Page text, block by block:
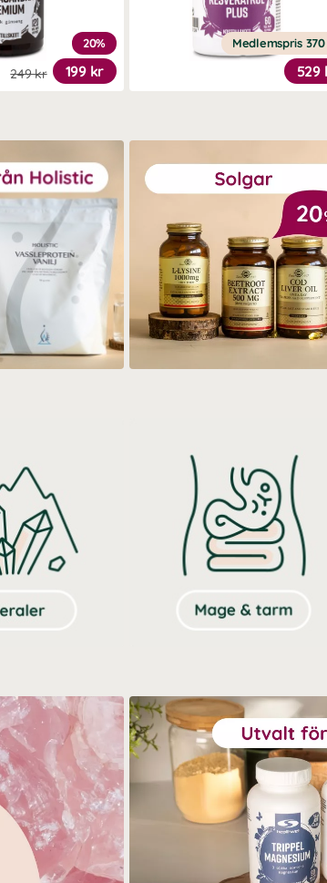
20%
199 kr
249 kr
Medlemspris
529